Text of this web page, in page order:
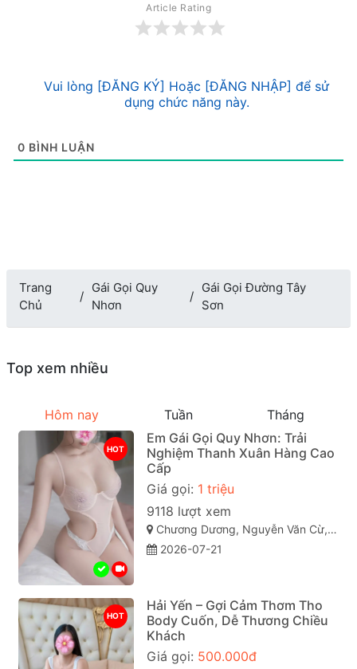
Article Rating
Vui lòng [ĐĂNG KÝ] Hoặc [ĐĂNG NHẬP] để sử
dụng chức năng này.
0 BÌNH LUẬN
Trang
Chủ
Gái Gọi Quy
Nhơn
Gái Gọi Đường Tây
Sơn
Top xem nhiều
Hôm nay Tuần Tháng
HOT
Em Gái Gọi Quy Nhơn: Trải
Nghiệm Thanh Xuân Hàng Cao
Cấp
Giá gọi: 1 triệu
9118 lượt xem
Chương Dương, Nguyễn Văn Cừ, Quy Nhơn, Bình Định
2026-07-21
HOT
Hải Yến – Gợi Cảm Thơm Tho
Body Cuốn, Dễ Thương Chiều
Khách
Giá gọi: 500.000đ